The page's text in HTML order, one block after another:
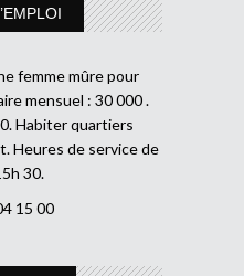
femme mûre pour
mensuel : 30 000 .
Habiter quartiers
Heures de service de
30.
15 00